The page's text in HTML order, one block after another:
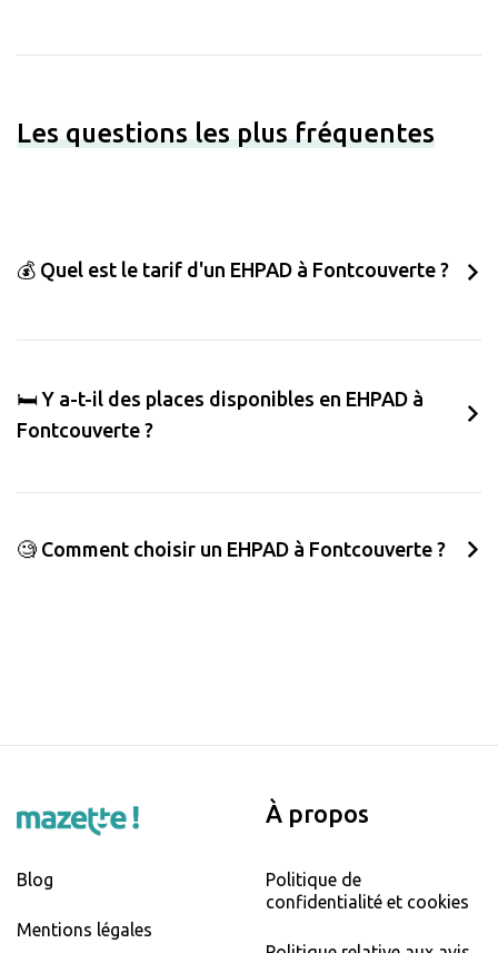
Les questions les plus fréquentes
💰 Quel est le tarif d'un EHPAD à Fontcouverte ?
🛏️ Y a-t-il des places disponibles en EHPAD à
Fontcouverte ?
🧐 Comment choisir un EHPAD à Fontcouverte ?
Blog
Mentions légales
À propos
Politique de
confidentialité et cookies